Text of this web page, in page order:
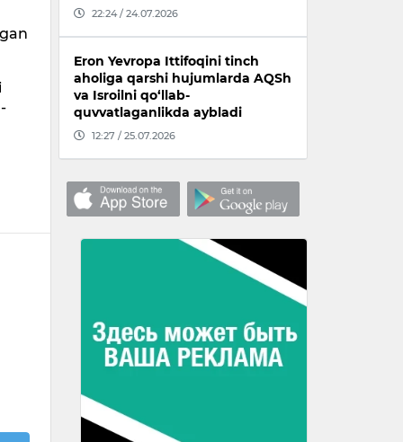
22:24 / 24.07.2026
Eron Yevropa Ittifoqini tinch
aholiga qarshi hujumlarda AQSh
va Isroilni qo‘llab-
quvvatlaganlikda aybladi
12:27 / 25.07.2026